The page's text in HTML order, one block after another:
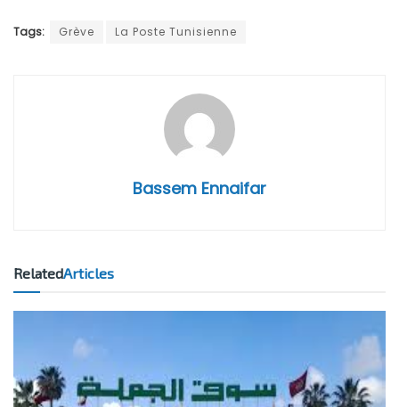
Tags: Grève La Poste Tunisienne
Bassem Ennaifar
RelatedArticles